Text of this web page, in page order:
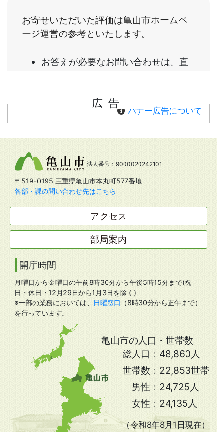
広告
バナー広告について
法人番号：9000020242101
〒519-0195 三重県亀山市本丸町577番地
各部・課の問い合わせ先はこちら
アクセス
部局案内
開庁時間
月曜日から金曜日の午前8時30分から午後5時15分まで(祝
日・休日・12月29日から1月3日を除く)
※一部の業務においては、
日曜窓口
（8時30分から正午まで）
を行っています。
亀山市の人口・世帯数
総人口： 48,860人
世帯数： 22,853世帯
男性： 24,725人
女性： 24,135人
（令和8年8月1日現在）